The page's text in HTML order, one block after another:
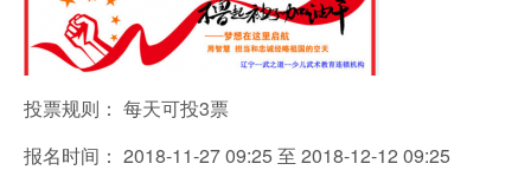
投票规则： 每天可投3票
报名时间： 2018-11-27 09:25 至 2018-12-12 09:25